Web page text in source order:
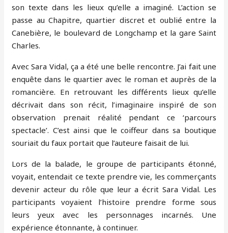
son texte dans les lieux qu’elle a imaginé. L’action se
passe au Chapitre, quartier discret et oublié entre la
Canebière, le boulevard de Longchamp et la gare Saint
Charles.
Avec Sara Vidal, ça a été une belle rencontre. J’ai fait une
enquête dans le quartier avec le roman et auprès de la
romancière. En retrouvant les différents lieux qu’elle
décrivait dans son récit, l’imaginaire inspiré de son
observation prenait réalité pendant ce ‘parcours
spectacle’. C’est ainsi que le coiffeur dans sa boutique
souriait du faux portait que l’auteure faisait de lui.
Lors de la balade, le groupe de participants étonné,
voyait, entendait ce texte prendre vie, les commerçants
devenir acteur du rôle que leur a écrit Sara Vidal. Les
participants voyaient l’histoire prendre forme sous
leurs yeux avec les personnages incarnés. Une
expérience étonnante, à continuer.